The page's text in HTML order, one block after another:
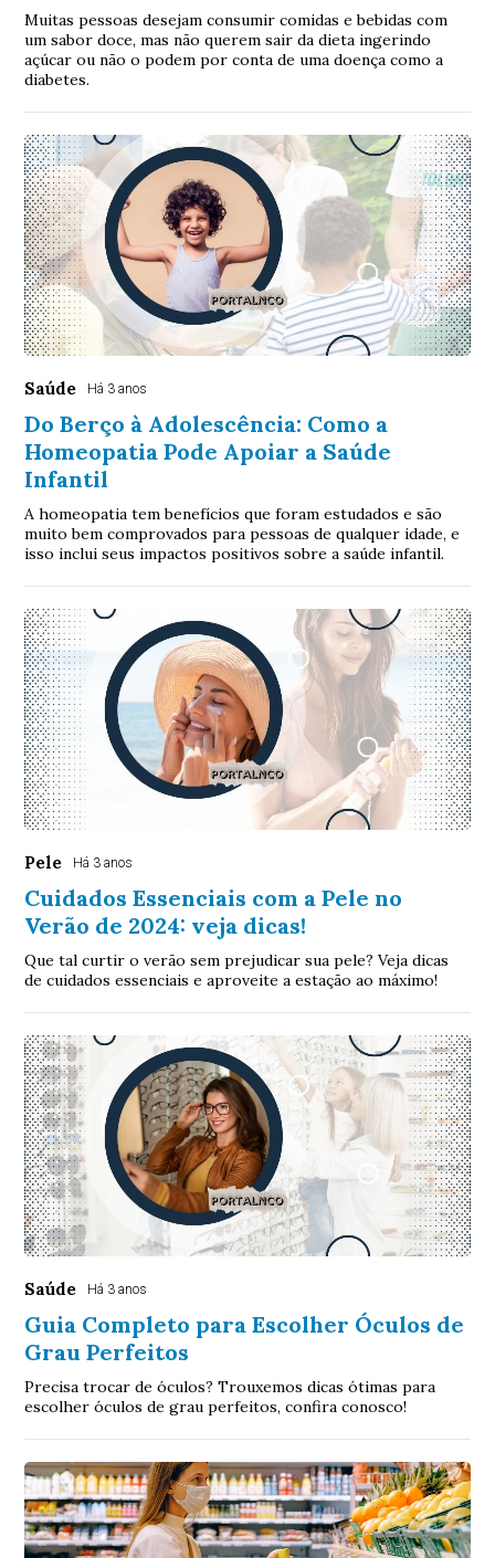
Muitas pessoas desejam consumir comidas e bebidas com
um sabor doce, mas não querem sair da dieta ingerindo
açúcar ou não o podem por conta de uma doença como a
diabetes.
Saúde Há 3 anos
Do Berço à Adolescência: Como a
Homeopatia Pode Apoiar a Saúde
Infantil
A homeopatia tem benefícios que foram estudados e são
muito bem comprovados para pessoas de qualquer idade, e
isso inclui seus impactos positivos sobre a saúde infantil.
Pele Há 3 anos
Cuidados Essenciais com a Pele no
Verão de 2024: veja dicas!
Que tal curtir o verão sem prejudicar sua pele? Veja dicas
de cuidados essenciais e aproveite a estação ao máximo!
Saúde Há 3 anos
Guia Completo para Escolher Óculos de
Grau Perfeitos
Precisa trocar de óculos? Trouxemos dicas ótimas para
escolher óculos de grau perfeitos, confira conosco!